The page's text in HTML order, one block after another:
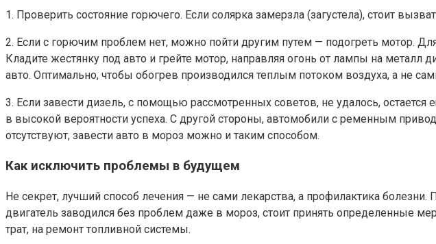
1. Проверить состояние горючего. Если солярка замерзла (загустела), стоит
2. Если с горючим проблем нет, можно пойти другим путем — подогреть мотор.
Кладите жестянку под авто и грейте мотор, направляя огонь от лампы на металл
авто. Оптимально, чтобы обогрев производился теплым потоком воздуха, а не
3. Если завести дизель, с помощью рассмотренных советов, не удалось,
в высокой вероятности успеха. С другой стороны, автомобили с ременным
отсутствуют, завести авто в мороз можно и таким способом.
Как исключить проблемы в будущем
Не секрет, лучший способ лечения — не сами лекарства, а профилактика
двигатель заводился без проблем даже в мороз, стоит принять определенные
трат, на ремонт топливной системы.